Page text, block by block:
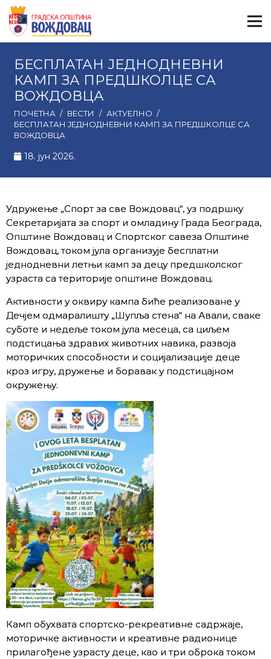
БЕСПЛАТАН ЈЕДНОДНЕВНИ
КАМП ЗА ПРЕДШКОЛЦЕ СА
ВОЖДОВЦА
ПОЧЕТНА / ВЕСТИ / АКТУЕЛНО /
БЕСПЛАТАН ЈЕДНОДНЕВНИ КАМП ЗА ПРЕДШКОЛЦЕ СА
ВОЖДОВЦА
18. јун 2026.
Удружење „Спорт за све Вождовац“, уз подршку
Секретаријата за спорт и омладину Града Београда,
Општине Вождовац и Спортског савеза Општине
Вождовац, током јула организује бесплатни
једнодневни летњи камп за децу предшколског
узраста са територије општине Вождовац.
Активности у оквиру кампа биће реализоване у
Дечјем одмаралишту „Шупља стена“ на Авали, сваке
суботе и недеље током јула месеца, са циљем
подстицања здравих животних навика, развоја
моторичких способности и социјализације деце
кроз игру, дружење и боравак у подстицајном
окружењу.
Камп обухвата спортско-рекреативне садржаје,
моторичке активности и креативне радионице
прилагођене узрасту деце, као и три оброка током